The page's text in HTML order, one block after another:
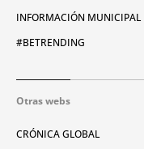
INFORMACIÓN MUNICIPAL
#BETRENDING
Otras webs
CRÓNICA GLOBAL